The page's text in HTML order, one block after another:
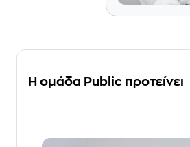
Η ομάδα Public προτείνει